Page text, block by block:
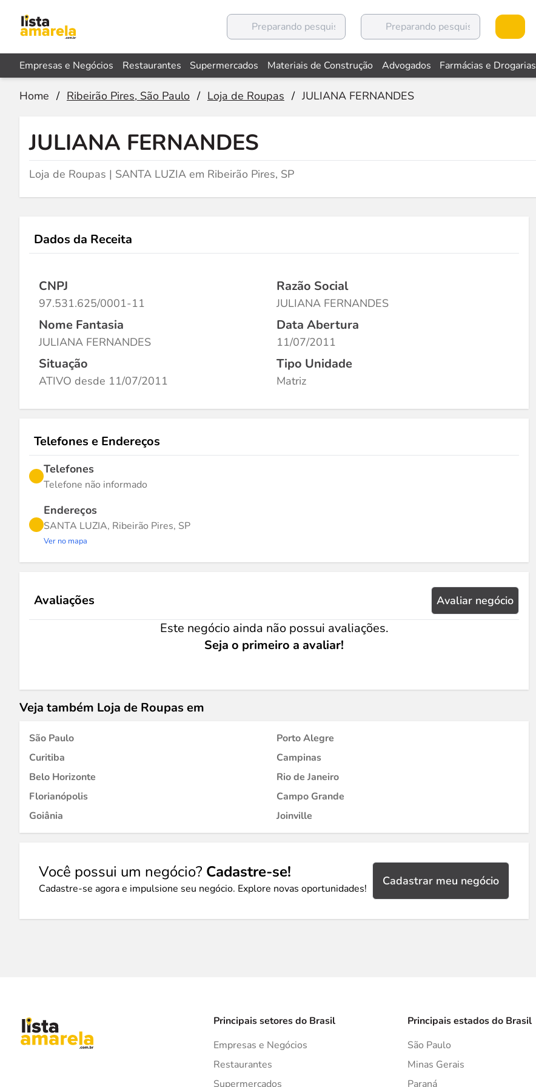
Empresas e Negócios Restaurantes Supermercados Materiais de Construção Advogados Farmácias e Drogarias
Home / Ribeirão Pires, São Paulo / Loja de Roupas / JULIANA FERNANDES
JULIANA FERNANDES
Loja de Roupas | SANTA LUZIA em Ribeirão Pires, SP
Dados da Receita
CNPJ
97.531.625/0001-11
Razão Social
JULIANA FERNANDES
Nome Fantasia
JULIANA FERNANDES
Data Abertura
11/07/2011
Situação
ATIVO desde 11/07/2011
Tipo Unidade
Matriz
Telefones e Endereços
Telefones
Telefone não informado
Endereços
SANTA LUZIA, Ribeirão Pires, SP
Ver no mapa
Avaliações Avaliar negócio
Este negócio ainda não possui avaliações.
Seja o primeiro a avaliar!
Veja também Loja de Roupas em
São Paulo
Porto Alegre
Curitiba
Campinas
Belo Horizonte
Rio de Janeiro
Florianópolis
Campo Grande
Goiânia
Joinville
Você possui um negócio? Cadastre-se!
Cadastre-se agora e impulsione seu negócio. Explore novas oportunidades!
Cadastrar meu negócio
Principais setores do Brasil
Empresas e Negócios
Restaurantes
Supermercados
Principais estados do Brasil
São Paulo
Minas Gerais
Paraná